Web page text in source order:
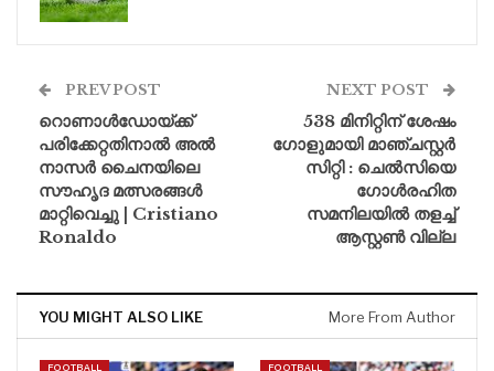
PREV POST
റൊണാൾഡോയ്ക്ക്
പരിക്കേറ്റതിനാൽ അൽ
നാസർ ചൈനയിലെ
സൗഹൃദ മത്സരങ്ങൾ
മാറ്റിവെച്ചു | Cristiano
Ronaldo
NEXT POST
538 മിനിറ്റിന് ശേഷം
ഗോളുമായി മാഞ്ചസ്റ്റർ
സിറ്റി : ചെൽസിയെ
ഗോൾരഹിത
സമനിലയിൽ തളച്ച്
ആസ്റ്റൺ വില്ല
YOU MIGHT ALSO LIKE More From Author
FOOTBALL FOOTBALL